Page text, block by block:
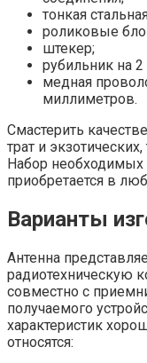
тонкая
роликовые
штекер;
рубильник на
медная
миллиметров.
Смастерить
трат и
Набор необходимых
приобретается в
Варианты
Антенна
радиотехническую
совместно с
получаемого
характеристик
относятся: